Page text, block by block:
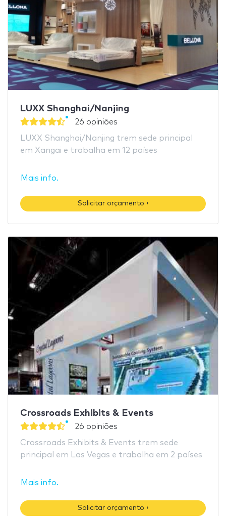
LUXX Shanghai/Nanjing
26 opiniões
LUXX Shanghai/Nanjing trem sede principal
em Xangai e trabalha em 12 países
Mais info.
Solicitar orçamento ›
Crossroads Exhibits & Events
26 opiniões
Crossroads Exhibits & Events trem sede
principal em Las Vegas e trabalha em 2 países
Mais info.
Solicitar orçamento ›